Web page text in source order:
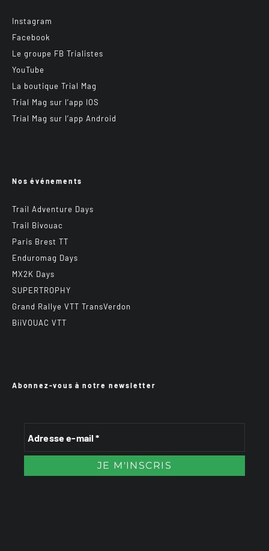
Instagram
Facebook
Le groupe FB Trialistes
YouTube
La boutique Trial Mag
Trial Mag sur l’app IOS
Trial Mag sur l’app Android
Nos événements
Trail Adventure Days
Trail Bivouac
Paris Brest TT
Enduromag Days
MX2K Days
SUPERTROPHY
Grand Rallye VTT TransVerdon
BiiVOUAC VTT
Abonnez-vous à notre newsletter